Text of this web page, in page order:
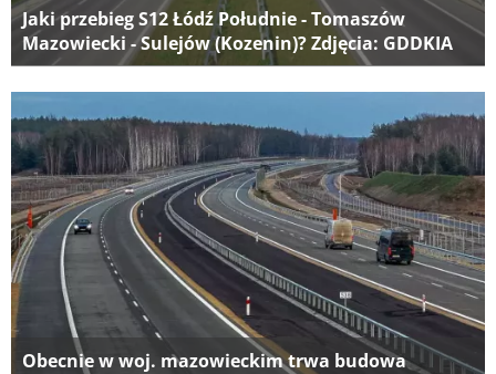
Jaki przebieg S12 Łódź Południe - Tomaszów
Mazowiecki - Sulejów (Kozenin)? Zdjęcia: GDDKIA
Obecnie w woj. mazowieckim trwa budowa